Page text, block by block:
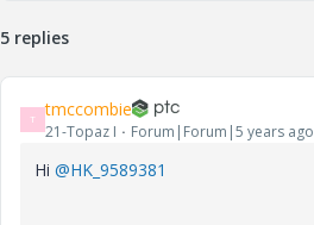
5 replies
T tmccombie
21-Topaz I Forum|Forum|5 years ago
Hi @HK_9589381